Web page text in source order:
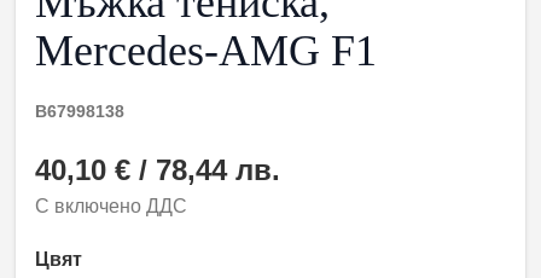
Mercedes-AMG F1
B67998138
40,10 € / 78,44 лв.
С включено ДДС
Цвят